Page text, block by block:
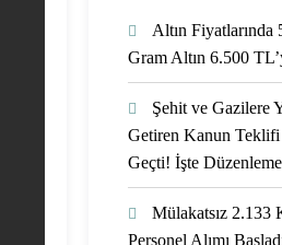
Altın Fiyatlarında
Gram Altın 6.500
Şehit ve Gazilere
Getiren Kanun
Geçti! İşte
Mülakatsız 2.133
Personel Alımı